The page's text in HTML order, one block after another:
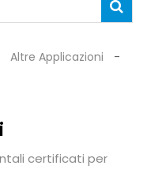
Altre Applicazioni
certificati per